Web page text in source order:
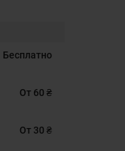
Бесплатно
От 60 ₴
От 30 ₴